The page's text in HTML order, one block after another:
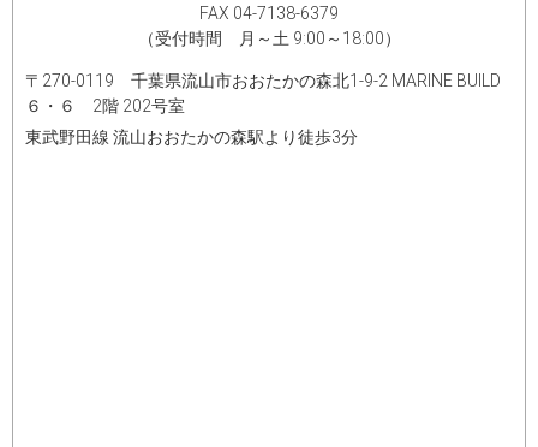
FAX 04-7138-6379
（受付時間 月～土 9:00～18:00）
〒270-0119 千葉県流山市おおたかの森北1-9-2 MARINE BUILD
６・６ 2階 202号室
東武野田線 流山おおたかの森駅より徒歩3分